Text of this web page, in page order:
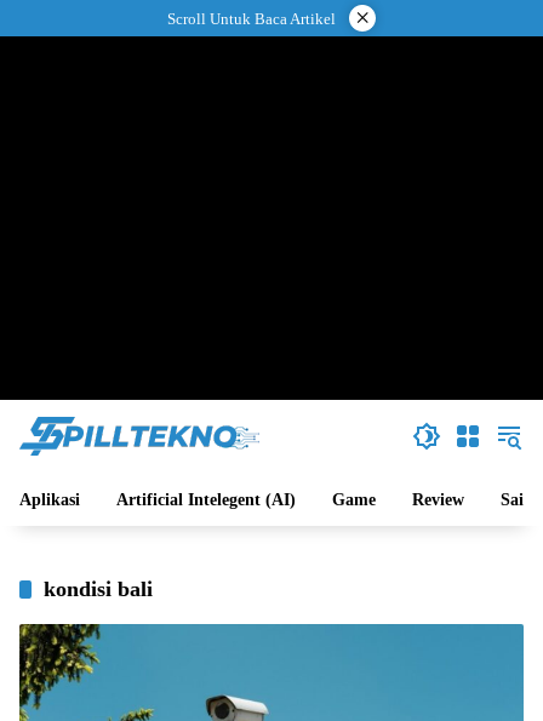
ke
Scroll Untuk Baca Artikel ×
Aplikasi Artificial Intelegent (AI) Game Review Sains
kondisi bali